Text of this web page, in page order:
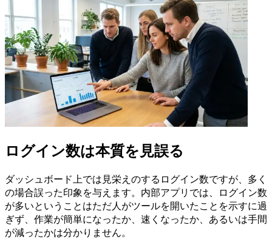
ログイン数は本質を見誤る
ダッシュボード上では見栄えのするログイン数ですが、多く
の場合誤った印象を与えます。内部アプリでは、ログイン数
が多いということはただ人がツールを開いたことを示すに過
ぎず、作業が簡単になったか、速くなったか、あるいは手間
が減ったかは分かりません。